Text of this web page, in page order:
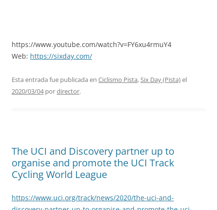
https://www.youtube.com/watch?v=FY6xu4rmuY4
Web: https://sixday.com/
Esta entrada fue publicada en Ciclismo Pista,Six Day (Pista)el
2020/03/04pordirector.
The UCI and Discovery partner up to
organise and promote the UCI Track
Cycling World League
https://www.uci.org/track/news/2020/the-uci-and-